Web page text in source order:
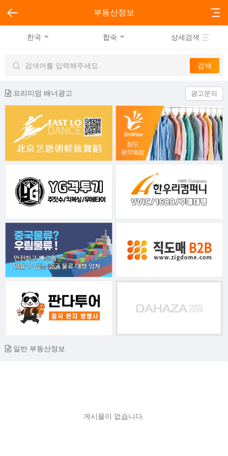
부동산정보
한국 합숙 상세검색
프리미엄 배너광고 광고문의
일반 부동산정보
게시물이 없습니다.